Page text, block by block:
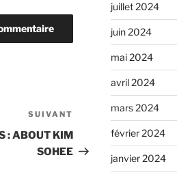
suivant
SUIVANT
: ABOUT KIM
SOHEE
juillet 2024
juin 2024
mai 2024
avril 2024
mars 2024
février 2024
janvier 2024